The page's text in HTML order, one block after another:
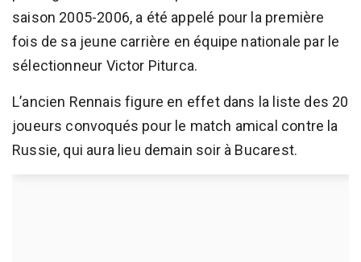
saison 2005-2006, a été appelé pour la première
fois de sa jeune carrière en équipe nationale par le
sélectionneur Victor Piturca.
L’ancien Rennais figure en effet dans la liste des 20
joueurs convoqués pour le match amical contre la
Russie, qui aura lieu demain soir à Bucarest.